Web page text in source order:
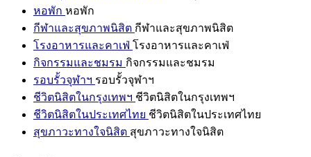
หอพัก หอพัก
กีฬาและสุขภาพนิสิต กีฬาและสุขภาพนิสิต
โรงอาหารและคาเฟ่ โรงอาหารและคาเฟ่
กิจกรรมและชมรม กิจกรรมและชมรม
รอบรั้วจุฬาฯ รอบรั้วจุฬาฯ
ชีวิตนิสิตในกรุงเทพฯ ชีวิตนิสิตในกรุงเทพฯ
ชีวิตนิสิตในประเทศไทย ชีวิตนิสิตในประเทศไทย
สุขภาวะทางใจนิสิต สุขภาวะทางใจนิสิต